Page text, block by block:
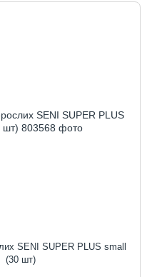
SENI SUPER PLUS small
(30 шт)